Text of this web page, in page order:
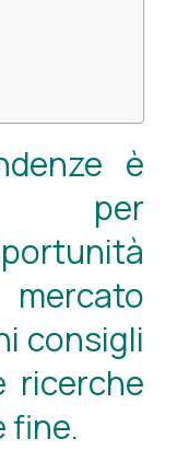
è
per
consigli
ricerche
fine.